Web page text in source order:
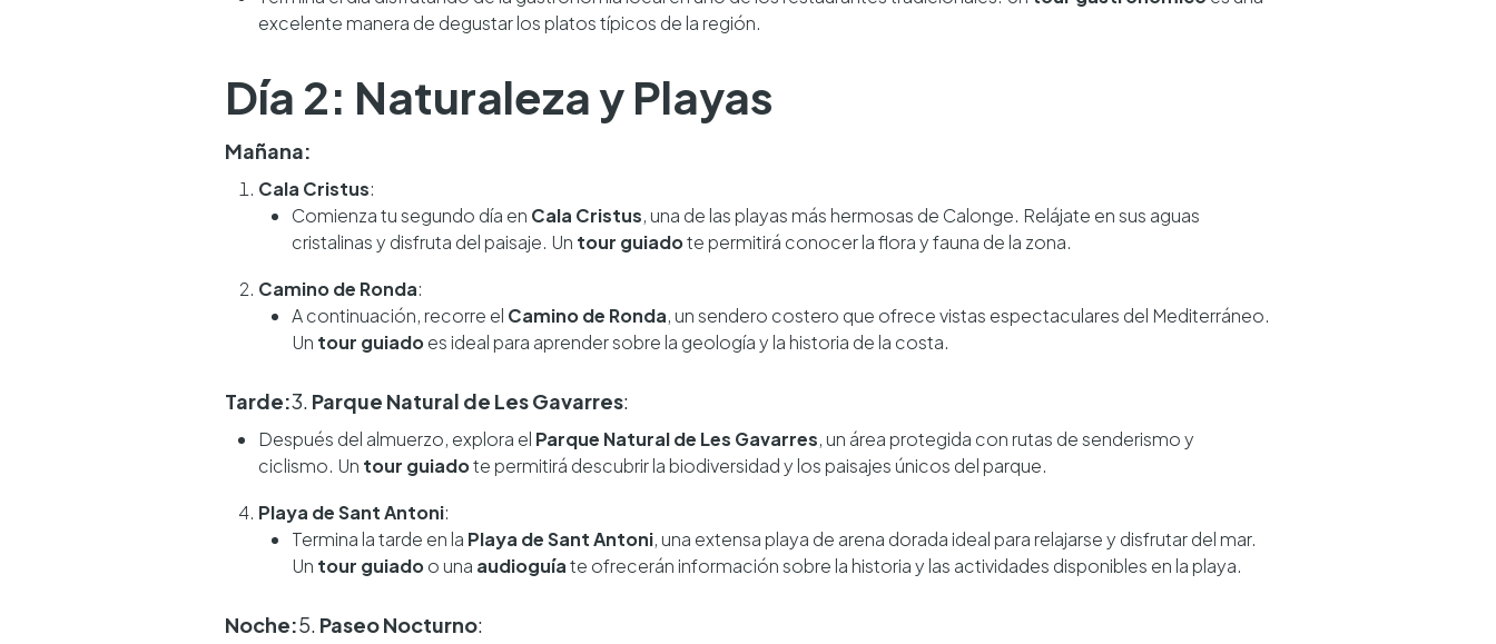
excelente manera de degustar los platos típicos de la región.
Día 2: Naturaleza y Playas
Mañana:
Cala Cristus:
Comienza tu segundo día en Cala Cristus, una de las playas más hermosas de Calonge. Relájate en sus aguas
cristalinas y disfruta del paisaje. Un tour guiadote permitirá conocer la flora y fauna de la zona.
Camino de Ronda:
A continuación, recorre el Camino de Ronda, un sendero costero que ofrece vistas espectaculares del Mediterráneo.
Un tour guiadoes ideal para aprender sobre la geología y la historia de la costa.
Tarde:3. Parque Natural de Les Gavarres:
Después del almuerzo, explora el Parque Natural de Les Gavarres, un área protegida con rutas de senderismo y
ciclismo. Un tour guiadote permitirá descubrir la biodiversidad y los paisajes únicos del parque.
Playa de Sant Antoni:
Termina la tarde en la Playa de Sant Antoni, una extensa playa de arena dorada ideal para relajarse y disfrutar del mar.
Un tour guiadoo una audioguíate ofrecerán información sobre la historia y las actividades disponibles en la playa.
Noche:5. Paseo Nocturno: